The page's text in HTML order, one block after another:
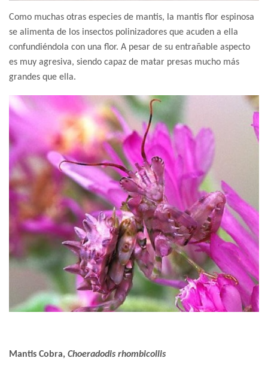
Como muchas otras especies de mantis, la mantis flor espinosa
se alimenta de los insectos polinizadores que acuden a ella
confundiéndola con una flor. A pesar de su entrañable aspecto
es muy agresiva, siendo capaz de matar presas mucho más
grandes que ella.
Mantis Cobra, Choeradodis rhombicollis